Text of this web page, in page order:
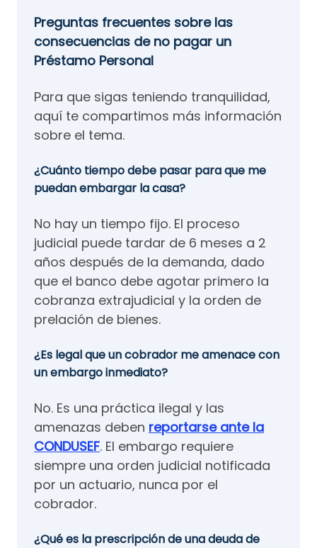
Preguntas frecuentes sobre las
consecuencias de no pagar un
Préstamo Personal
Para que sigas teniendo tranquilidad,
aquí te compartimos más información
sobre el tema.
¿Cuánto tiempo debe pasar para que me
puedan embargar la casa?
No hay un tiempo fijo. El proceso
judicial puede tardar de 6 meses a 2
años después de la demanda, dado
que el banco debe agotar primero la
cobranza extrajudicial y la orden de
prelación de bienes.
¿Es legal que un cobrador me amenace con
un embargo inmediato?
No. Es una práctica ilegal y las
amenazas deben reportarse ante la
CONDUSEF. El embargo requiere
siempre una orden judicial notificada
por un actuario, nunca por el
cobrador.
¿Qué es la prescripción de una deuda de